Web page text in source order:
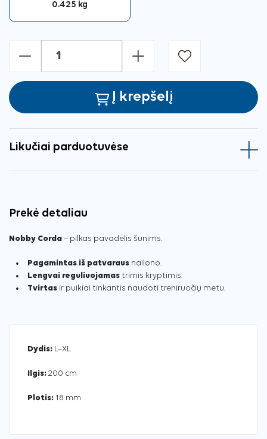
0.425 kg
- +
Į krepšelį
Likučiai parduotuvėse
Prekė detaliau
Nobby Corda – pilkas pavadėlis šunims.
Pagamintas iš patvaraus nailono.
Lengvai reguliuojamas trimis kryptimis.
Tvirtas ir puikiai tinkantis naudoti treniruočių metu.
Dydis: L–XL
Ilgis: 200 cm
Plotis: 18 mm